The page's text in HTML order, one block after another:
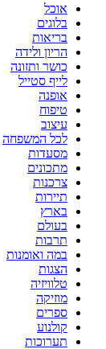
אוכל
בלוגים
בריאות
הריון ולידה
כושר ותזונה
לייף סטייל
אופנה
טיפוח
עיצוב
לכל המשפחה
מסעדות
מתכונים
צרכנות
תיירות
בארץ
בעולם
תרבות
במה ואומנות
הצגות
טלוויזיה
מוזיקה
ספרים
קולנוע
תערוכות